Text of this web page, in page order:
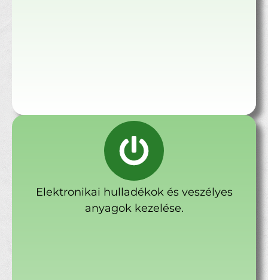
Elektronikai hulladékok és veszélyes
anyagok kezelése.